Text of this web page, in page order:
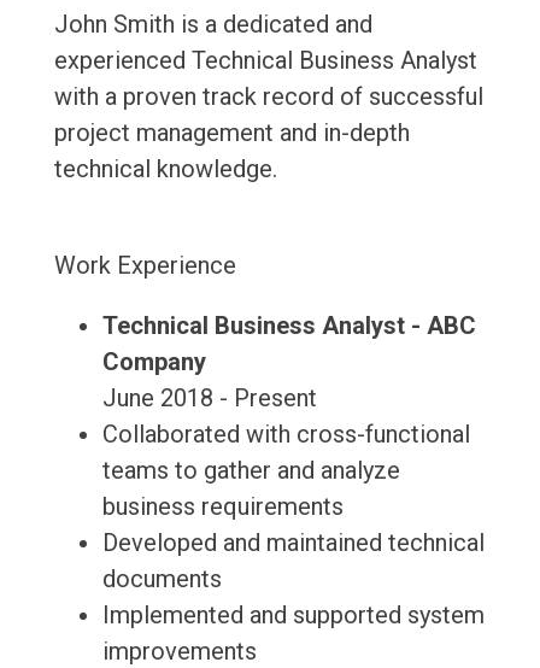
John Smith is a dedicated and
experienced Technical Business Analyst
with a proven track record of successful
project management and in-depth
technical knowledge.
Work Experience
Technical Business Analyst - ABC
Company
June 2018 - Present
Collaborated with cross-functional
teams to gather and analyze
business requirements
Developed and maintained technical
documents
Implemented and supported system
improvements